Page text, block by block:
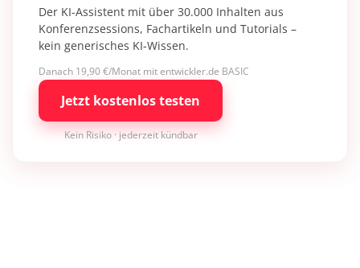
Der KI-Assistent mit über 30.000 Inhalten aus
Konferenzsessions, Fachartikeln und Tutorials –
kein generisches KI-Wissen.
Danach 19,90 €/Monat mit entwickler.de BASIC
Jetzt kostenlos testen
Kein Risiko · jederzeit kündbar